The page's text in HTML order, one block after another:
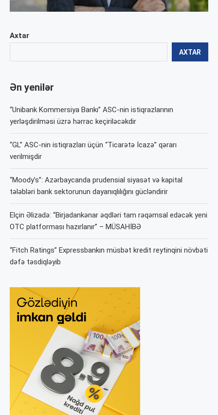
Axtar
AXTAR
Ən yenilər
“Unibank Kommersiya Bankı” ASC-nin istiqrazlarının
yerləşdirilməsi üzrə hərrac keçiriləcəkdir
“GL” ASC-nin istiqrazları üçün “Ticarətə İcazə” qərarı
verilmişdir
“Moody’s”: Azərbaycanda prudensial siyasət və kapital
tələbləri bank sektorunun dayanıqlılığını gücləndirir
Elçin Əlizadə: “Birjadankənar əqdləri tam rəqəmsal edəcək yeni
OTC platforması hazırlanır” – MÜSAHİBƏ
“Fitch Ratings” Expressbankın müsbət kredit reytinqini növbəti
dəfə təsdiqləyib